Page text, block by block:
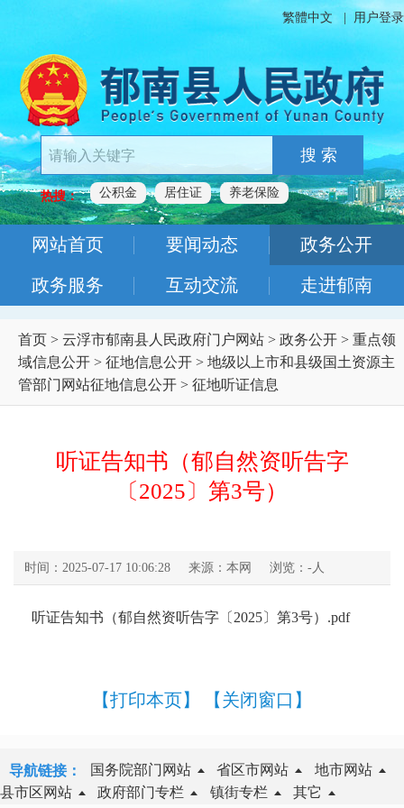
繁體中文 用户登录
搜 索
热搜： 公积金 居住证 养老保险
网站首页 要闻动态 政务公开
政务服务 互动交流 走进郁南
首页 > 云浮市郁南县人民政府门户网站 > 政务公开 > 重点领
域信息公开 > 征地信息公开 > 地级以上市和县级国土资源主
管部门网站征地信息公开 > 征地听证信息
听证告知书（郁自然资听告字
〔2025〕第3号）
时间：2025-07-17 10:06:28 来源：本网 浏览： - 人
听证告知书（郁自然资听告字〔2025〕第3号）.pdf
【打印本页】 【关闭窗口】
导航链接： 国务院部门网站 省区市网站
地市网站
县市区网站
政府部门专栏 镇街专栏 其它